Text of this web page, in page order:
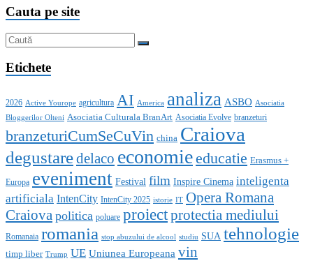
Cauta pe site
Etichete
2026 Active Yourope agricultura AI America analiza ASBO Asociatia
Bloggerilor Olteni Asociatia Culturala BranArt Asociatia Evolve branzeturi
branzeturiCumSeCuVin china Craiova
degustaredelaco economieeducatie Erasmus +
Europa eveniment Festival film Inspire Cinema inteligenta
artificiala IntenCity IntenCity 2025 istorie IT Opera Romana
Craiova politica poluare proiectprotectia mediului
Romanaia romania stop abuzului de alcool studiu SUA tehnologie
timp liber Trump UE Uniunea Europeana vin